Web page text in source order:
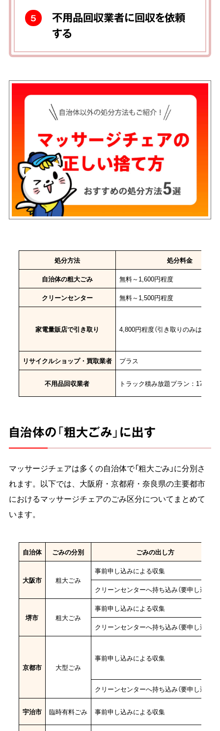
5
不用品回収業者に回収を依頼
する
処分方法
処分料金
自治体の粗大ごみ
無料～1,600円程度
クリーンセンター
無料～1,500円程度
家電量販店で引き取り 4,800円程度（引き取りのみは別途
リサイクルショップ・買取業者 プラス
不用品回収業者 トラック積み放題プラン：17,000
自治体の「粗大ごみ」に出す
マッサージチェアは多くの自治体で「粗大ごみ」に分別さ
れます。以下では、大阪府・京都府・奈良県の主要都市
におけるマッサージチェアのごみ区分についてまとめて
います。
自治体 ごみの分別 ごみの出し方
大阪市 粗大ごみ
事前申し込みによる収集
クリーンセンターへ持ち込み（要申し込み）
堺市 粗大ごみ
事前申し込みによる収集
クリーンセンターへ持ち込み（要申し込み）
京都市 大型ごみ
事前申し込みによる収集
クリーンセンターへ持ち込み（要申し込み）
宇治市 臨時有料ごみ 事前申し込みによる収集